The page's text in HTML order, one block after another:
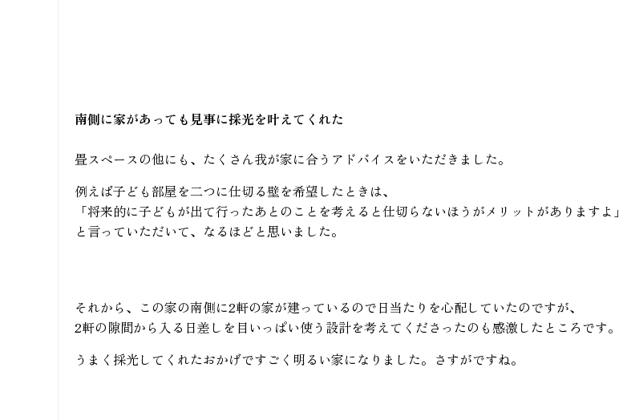
南側に家があっても見事に採光を叶えてくれた
畳スペースの他にも、たくさん我が家に合うアドバイスをいただきました。
例えば子ども部屋を二つに仕切る壁を希望したときは、
「将来的に子どもが出て行ったあとのことを考えると仕切らないほうがメリットがありますよ」
と言っていただいて、なるほどと思いました。
それから、この家の南側に2軒の家が建っているので日当たりを心配していたのですが、
2軒の隙間から入る日差しを目いっぱい使う設計を考えてくださったのも感激したところです。
うまく採光してくれたおかげですごく明るい家になりました。さすがですね。